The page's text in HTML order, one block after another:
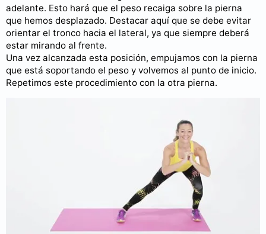
adelante. Esto hará que el peso recaiga sobre la pierna
que hemos desplazado. Destacar aquí que se debe evitar
orientar el tronco hacia el lateral, ya que siempre deberá
estar mirando al frente.
Una vez alcanzada esta posición, empujamos con la pierna
que está soportando el peso y volvemos al punto de inicio.
Repetimos este procedimiento con la otra pierna.